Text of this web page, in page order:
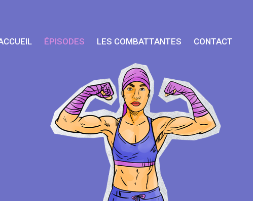
ÉPISODES LES COMBATTANTES CONTACT